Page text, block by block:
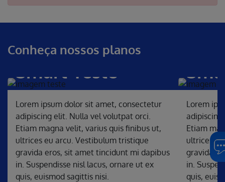
Conheça nossos planos
Smart Teste
Lorem ipsum dolor sit amet, consectetur
adipiscing elit. Nulla vel volutpat orci.
Etiam magna velit, varius quis finibus ut,
ultrices eu arcu. Vestibulum tristique
gravida eros, sit amet tincidunt mi dapibus
in. Suspendisse nisl lacus, ornare ut ex
quis, euismod sagittis nisi.
Lorem
Etiam
ultrices
gravida
in.
quis,